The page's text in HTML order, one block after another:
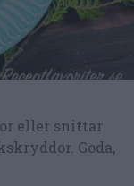
eller snittar
Goda,